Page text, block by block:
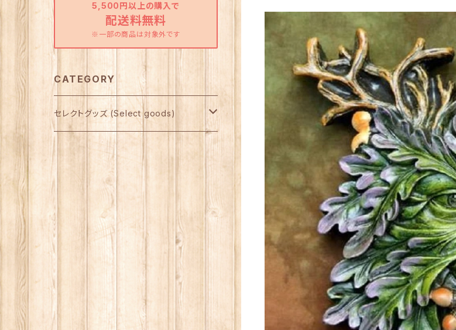
5,500円以上の購入で
配送料無料
※一部の商品は対象外です
CATEGORY
セレクトグッズ (Select goods)
Star Child製 インセンス 他
アルター（祭壇）グッズ
インセンスホルダー
スタチュー（小像）
壁飾り
小看板
おまじないツール
The Goddess & Greenman